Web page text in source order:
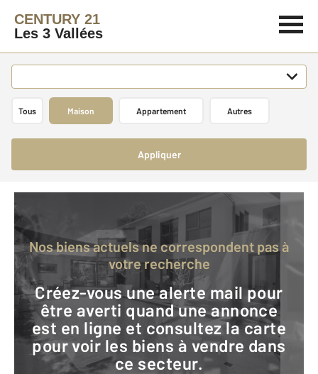
CENTURY 21
Les 3 Vallées
Tous Maison Appartement Autres
Appliquer
Nos biens actuels ne correspondent pas à
votre recherche
Créez-vous une alerte mail pour
être averti quand une annonce
est en ligne et consultez la carte
pour voir les biens à vendre dans
ce secteur.